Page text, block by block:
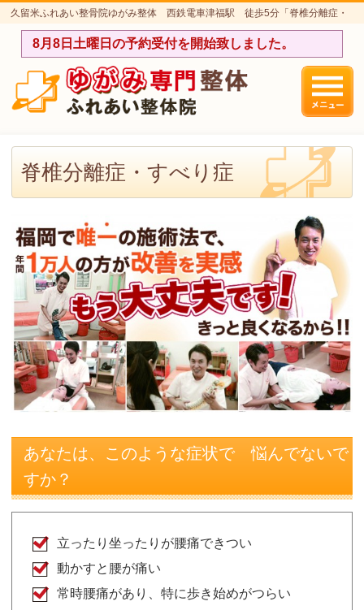
久留米ふれあい整骨院ゆがみ整体 西鉄電車津福駅 徒歩5分「脊椎分離症・
8月8日土曜日の予約受付を開始致しました。
脊椎分離症・すべり症
あなたは、このような症状で 悩んでないで
すか？
立ったり坐ったりが腰痛できつい
動かすと腰が痛い
常時腰痛があり、特に歩き始めがつらい